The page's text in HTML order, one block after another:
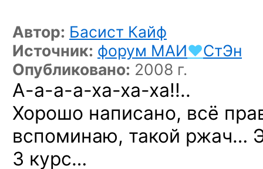
Автор: Басист Кайф
Источник: форум МАИ♥СтЭн
Опубликовано: 2008 г.
А-а-а-а-ха-ха-ха!!..
Хорошо написано, всё
вспоминаю, такой ржач…
3 курс…